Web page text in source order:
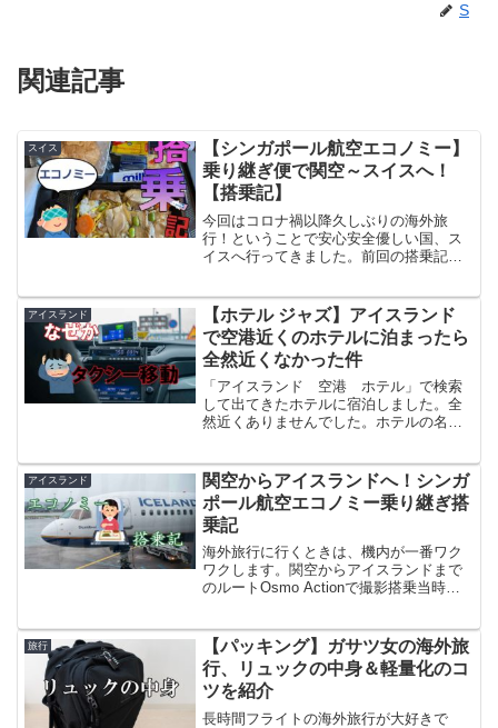
S
関連記事
スイス
【シンガポール航空エコノミー】
乗り継ぎ便で関空～スイスへ！
【搭乗記】
今回はコロナ禍以降久しぶりの海外旅
行！ということで安心安全優しい国、ス
イスへ行ってきました。前回の搭乗記は
るのは、もはやこのブログではお馴染み
になってきているシンガポ...
アイスランド
【ホテル ジャズ】アイスランド
で空港近くのホテルに泊まったら
全然近くなかった件
「アイスランド 空港 ホテル」で検索
して出てきたホテルに宿泊しました。全
然近くありませんでした。ホテルの名は
見たい空港に近いの2点を重要視していま
した。そし...
アイスランド
関空からアイスランドへ！シンガ
ポール航空エコノミー乗り継ぎ搭
乗記
海外旅行に行くときは、機内が一番ワク
ワクします。関空からアイスランドまで
のルートOsmo Actionで撮影搭乗当時、
りません）なので乗り継ぎ便を利用して
アイスラ...
旅行
【パッキング】ガサツ女の海外旅
行、リュックの中身＆軽量化のコ
ツを紹介
長時間フライトの海外旅行が大好きで